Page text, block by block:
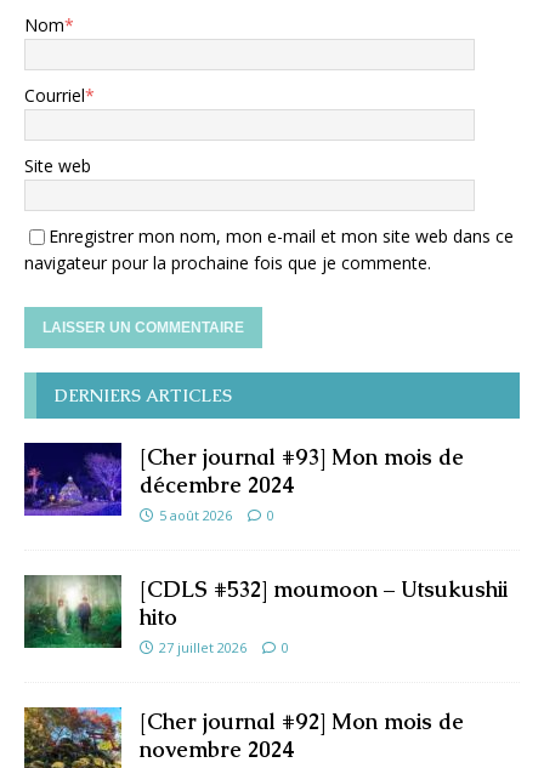
Nom*
Courriel*
Site web
Enregistrer mon nom, mon e-mail et mon site web dans ce
navigateur pour la prochaine fois que je commente.
DERNIERS ARTICLES
[Cher journal #93] Mon mois de
décembre 2024
5 août 2026 0
[CDLS #532] moumoon – Utsukushii
hito
27 juillet 2026 0
[Cher journal #92] Mon mois de
novembre 2024